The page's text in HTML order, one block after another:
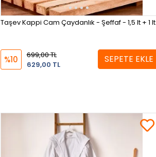
Taşev Kappi Cam Çaydanlık - Şeffaf - 1,5 lt + 1 lt
%10
699,00 TL
629,00 TL
SEPETE EKLE